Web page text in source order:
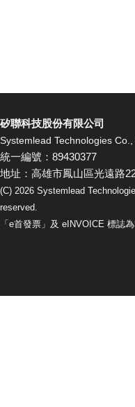
矽聯科技股份有限公司
Systemlead Technologies Co.,
統一編號：89430377
地址：高雄市鳳山區光遠路
(C) 2026 Systemlead
reserved.
「e首發票」及 eINVOICE 標誌